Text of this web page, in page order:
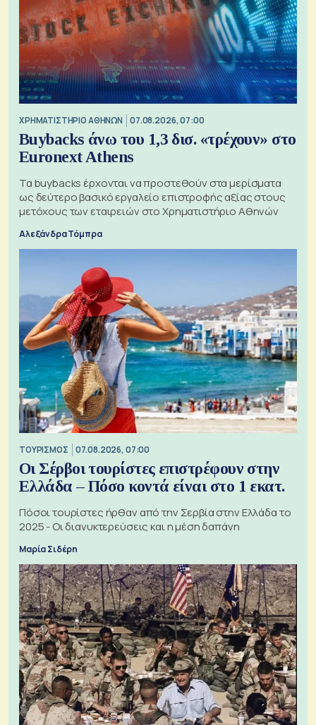
XΡΗΜΑΤΙΣΤΗΡΙΟ ΑΘΗΝΩΝ 07.08.2026, 07:00
Buybacks άνω του 1,3 δισ. «τρέχουν» στο
Euronext Athens
Τα buybacks έρχονται να προστεθούν στα μερίσματα
ως δεύτερο βασικό εργαλείο επιστροφής αξίας στους
μετόχους των εταιρειών στο Χρηματιστήριο Αθηνών
Αλεξάνδρα Τόμπρα
ΤΟΥΡΙΣΜΟΣ 07.08.2026, 07:00
Οι Σέρβοι τουρίστες επιστρέφουν στην
Ελλάδα – Πόσο κοντά είναι στο 1 εκατ.
Πόσοι τουρίστες ήρθαν από την Σερβία στην Ελλάδα το
2025 - Οι διανυκτερεύσεις και η μέση δαπάνη
Μαρία Σιδέρη